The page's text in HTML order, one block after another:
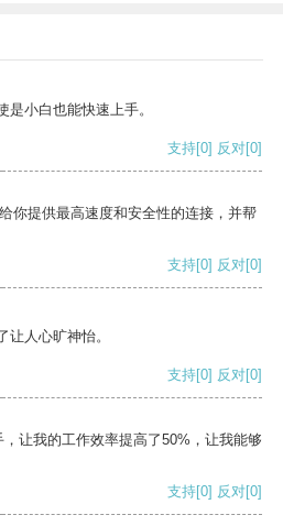
小白也能快速上手。
支持[0] 反对[0]
你提供最高速度和安全性的连接，并帮
支持[0] 反对[0]
人心旷神怡。
支持[0] 反对[0]
让我的工作效率提高了50%，让我能够
支持[0] 反对[0]